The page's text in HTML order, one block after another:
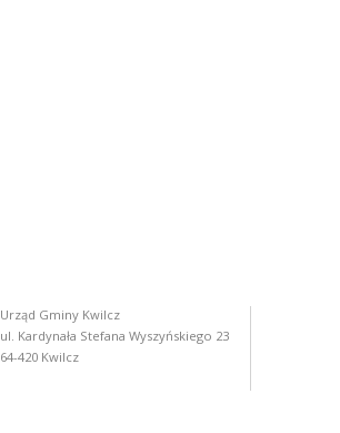
Urząd Gminy Kwilcz
ul. Kardynała Stefana Wyszyńskiego 23
64-420 Kwilcz